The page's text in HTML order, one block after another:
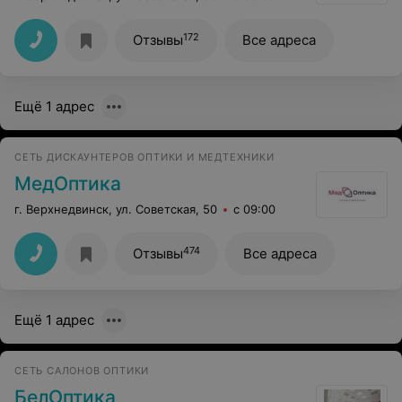
Отзывы172 Все адреса
Ещё 1 адрес
СЕТЬ ДИСКАУНТЕРОВ ОПТИКИ И МЕДТЕХНИКИ
МедОптика
г. Верхнедвинск, ул. Советская, 50 с 09:00
Отзывы474 Все адреса
Ещё 1 адрес
СЕТЬ САЛОНОВ ОПТИКИ
БелОптика